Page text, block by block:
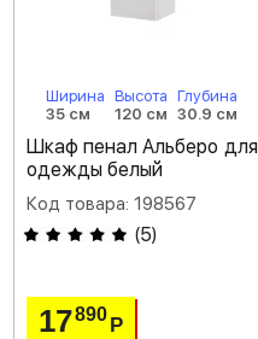
Ширина
35 см
Высота
120 см
Глубина
30.9 см
Шкаф пенал Альберо для
одежды белый
Код товара: 198567
(5)
17890Р